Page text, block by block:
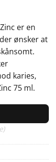
er en
ønsker at
karies,
75 ml.